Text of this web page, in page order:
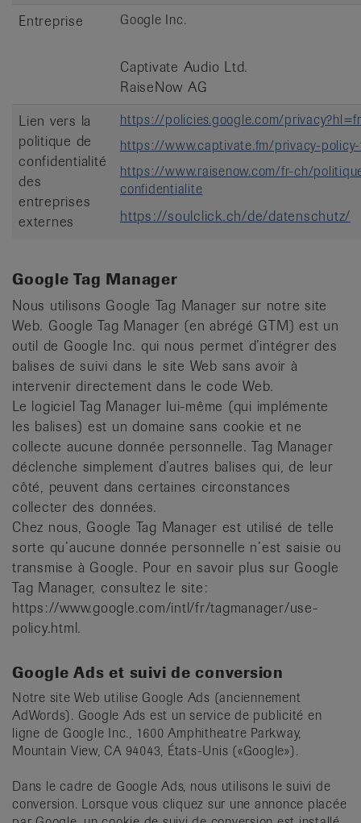
Entreprise
Google Inc.
Captivate Audio Ltd.
RaiseNow AG
Lien vers la
politique de
confidentialité
des
entreprises
externes
https://policies.google.com/
https://www.captivate.fm/privacy-
https://www.raisenow.com/fr-ch/
confidentialite
https://soulclick.ch/de/datenschutz/
Google Tag Manager
Nous utilisons Google Tag Manager sur notre site
Web. Google Tag Manager (en abrégé GTM) est un
outil de Google Inc. qui nous permet d’intégrer des
balises de suivi dans le site Web sans avoir à
intervenir directement dans le code Web.
Le logiciel Tag Manager lui-même (qui implémente
les balises) est un domaine sans cookie et ne
collecte aucune donnée personnelle. Tag Manager
déclenche simplement d’autres balises qui, de leur
côté, peuvent dans certaines circonstances
collecter des données.
Chez nous, Google Tag Manager est utilisé de telle
sorte qu’aucune donnée personnelle n’est saisie ou
transmise à Google. Pour en savoir plus sur Google
Tag Manager, consultez le site:
https://www.google.com/intl/fr/tagmanager/use-
policy.html.
Google Ads et suivi de conversion
Notre site Web utilise Google Ads (anciennement
AdWords). Google Ads est un service de publicité en
ligne de Google Inc., 1600 Amphitheatre Parkway,
Mountain View, CA 94043, États-Unis («Google»).
Dans le cadre de Google Ads, nous utilisons le suivi de
conversion. Lorsque vous cliquez sur une annonce placée